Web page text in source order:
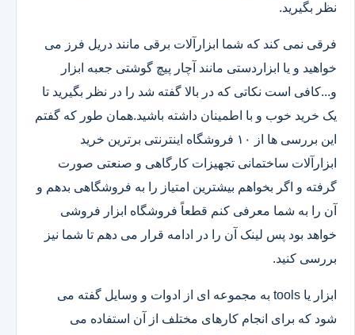
نظر بگیرید.
فرقی نمی کند که شما ابزارآلات برقی مانند دریل فرز می
خواهید و یا ابزاردستی مانند آچار پیچ گوشتی جعبه ابزار
و...کافی است نکاتی که در بالا گفته شد را در نظر بگیرید تا
یک خرید خوب و با اطمینان داشته باشید.همان طور که گفتم
این بررسی ها از ۱۰ فروشگاه اینترنتی برترین خرید
ابزارآلات ساختمانی تجهیزات کارگاهی و صنعتی صورت
گرفته و اگر بخواهم بیشترین امتیاز را به فروشگاهی بدهم و
آن را به شما معرفی کنم قطعاً فروشگاه ابزار فروشی
خواهد بود پس لینک آن را در ادامه قرار می دهم تا شما نیز
بررسی کنید.
ابزار یا tools به مجموعه ای از ادوات و وسایل گفته می
شود که برای انجام کارهای مختلف از آن استفاده می